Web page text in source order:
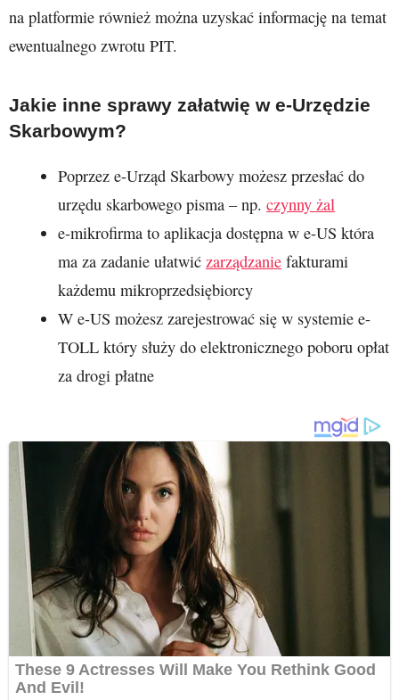
na platformie również można uzyskać informację na temat
ewentualnego zwrotu PIT.
Jakie inne sprawy załatwię w e-Urzędzie
Skarbowym?
Poprzez e-Urząd Skarbowy możesz przesłać do
urzędu skarbowego pisma – np.czynny żal
e-mikrofirma to aplikacja dostępna w e-US która
ma za zadanie ułatwićzarządzanie fakturami
każdemu mikroprzedsiębiorcy
W e-US możesz zarejestrować się w systemie e-
TOLL który służy do elektronicznego poboru opłat
za drogi płatne